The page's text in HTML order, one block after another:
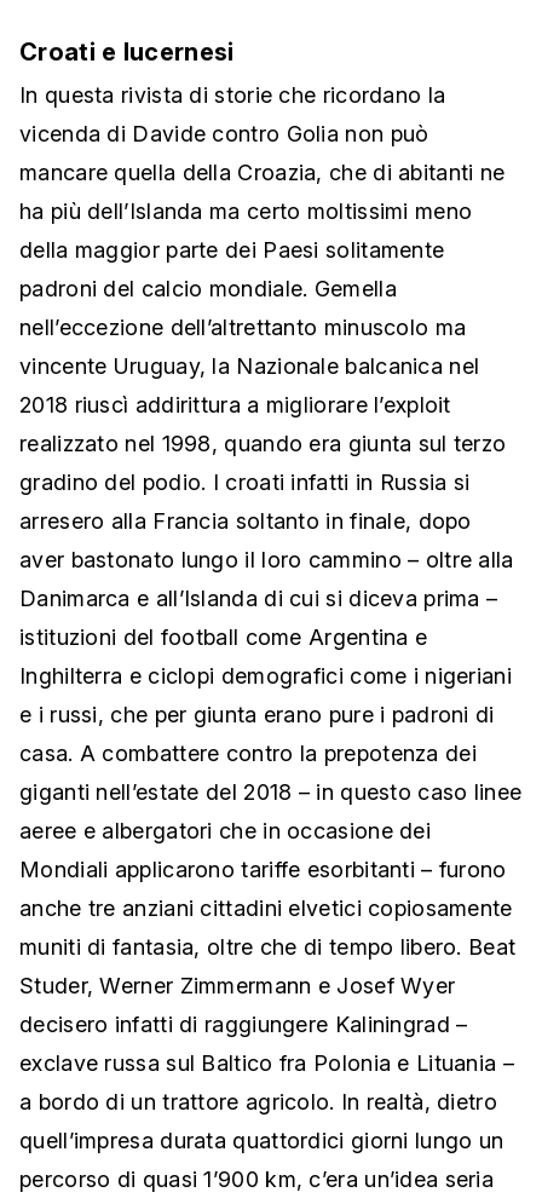
Croati e lucernesi
In questa rivista di storie che ricordano la
vicenda di Davide contro Golia non può
mancare quella della Croazia, che di abitanti ne
ha più dell’Islanda ma certo moltissimi meno
della maggior parte dei Paesi solitamente
padroni del calcio mondiale. Gemella
nell’eccezione dell’altrettanto minuscolo ma
vincente Uruguay, la Nazionale balcanica nel
2018 riuscì addirittura a migliorare l’exploit
realizzato nel 1998, quando era giunta sul terzo
gradino del podio. I croati infatti in Russia si
arresero alla Francia soltanto in finale, dopo
aver bastonato lungo il loro cammino – oltre alla
Danimarca e all’Islanda di cui si diceva prima –
istituzioni del football come Argentina e
Inghilterra e ciclopi demografici come i nigeriani
e i russi, che per giunta erano pure i padroni di
casa. A combattere contro la prepotenza dei
giganti nell’estate del 2018 – in questo caso linee
aeree e albergatori che in occasione dei
Mondiali applicarono tariffe esorbitanti – furono
anche tre anziani cittadini elvetici copiosamente
muniti di fantasia, oltre che di tempo libero. Beat
Studer, Werner Zimmermann e Josef Wyer
decisero infatti di raggiungere Kaliningrad –
exclave russa sul Baltico fra Polonia e Lituania –
a bordo di un trattore agricolo. In realtà, dietro
quell’impresa durata quattordici giorni lungo un
percorso di quasi 1’900 km, c’era un’idea seria